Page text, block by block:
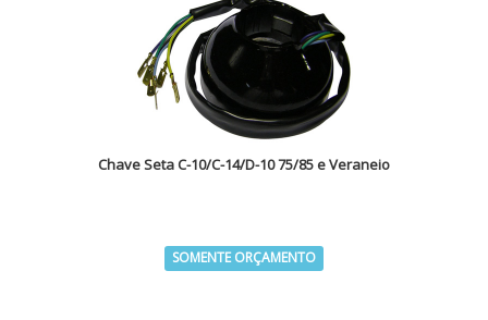
Chave Seta C-10/C-14/D-10 75/85 e Veraneio
SOMENTE ORÇAMENTO